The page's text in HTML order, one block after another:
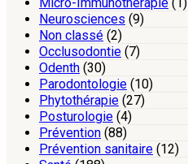
Neurosciences (9)
Non classé (2)
Occlusodontie (7)
Odenth (30)
Parodontologie (10)
Phytothérapie (27)
Posturologie (4)
Prévention (88)
Prévention sanitaire (12)